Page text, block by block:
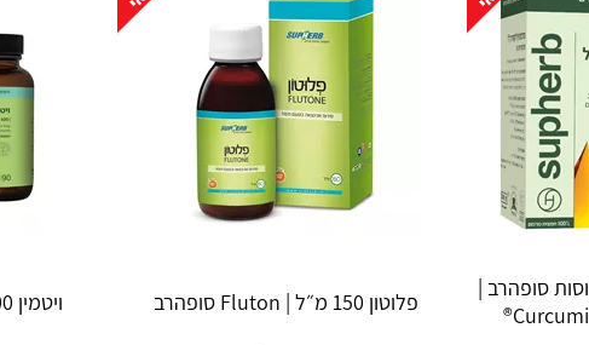
ליקוויד ג'ל 60 כמוסות סופהרב |
פלוטון 150 מ״ל | Fluton סופהרב ויטמין E 400 סופהרב 90 כמוסות